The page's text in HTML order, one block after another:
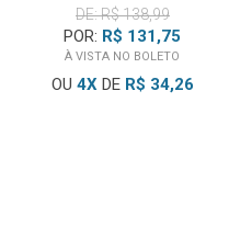
DE: R$ 138,99
POR: R$ 131,75
À VISTA NO BOLETO
OU 4XDE R$ 34,26